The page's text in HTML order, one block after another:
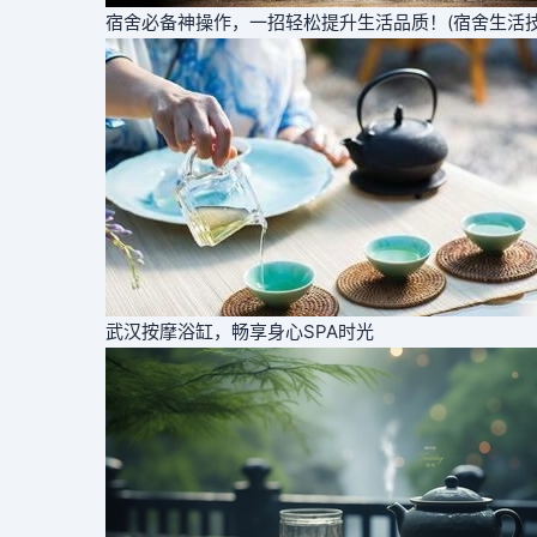
宿舍必备神操作，一招轻松提升生活品质！(宿舍生活
武汉按摩浴缸，畅享身心SPA时光